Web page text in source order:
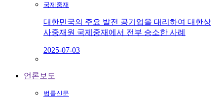
국제중재
대한민국의 주요 발전 공기업을 대리하여 대한상
사중재원 국제중재에서 전부 승소한 사례
2025-07-03
언론보도
법률신문